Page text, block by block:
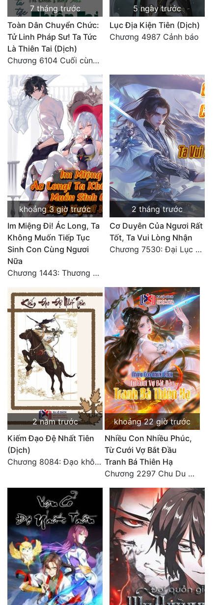
Tu Chân
Tu Tiên
Tội Phạm
Võ Hiệp
Võng Du
Xuyên Không
Xuyên Nhanh
Xuyên Sách
Xuyên Thư
Điền Văn
Đô Thị
Đông Phương
Đông Phương Huyền Huyễn
Cẩu Đạo Trường Sinh
Ngự Thú
Truyện Nam
Truyện Nữ
Vô Địch Lưu
Xây Dựng Thế Lực
Đam Mỹ
Đẹp
Tính Cách Nhân Vật :
Cơ Trí
Sát Phạt Quyết Đoán
Vô Sỉ
Điềm Đạm
7 tháng trước
Toàn Dân Chuyển Chức:
Tử Linh Pháp Sư! Ta Tức
Là Thiên Tai (Dịch)
Chương 6104 Cuối cùng (HẾT)
5 ngày trước
Lục Địa Kiện Tiên (Dịch)
Chương 4987 Cảnh báo
khoảng 3 giờ trước
Im Miệng Đi! Ác Long, Ta
Không Muốn Tiếp Tục
Sinh Con Cùng Ngươi
Nữa
Chương 1443: Thương Hoành Vạn Vật (Cuối cùng)
2 tháng trước
Cơ Duyên Của Ngươi Rất
Tốt, Ta Vui Lòng Nhận
Chương 7530: Đại Lục Khởi Nguyên – Kiến Thành 71
2 năm trước
Kiếm Đạo Đệ Nhất Tiên
(Dịch)
Chương 8084: Đạo không bờ bến (Đại kết cục) (10)
khoảng 22 giờ trước
Nhiều Con Nhiều Phúc,
Từ Cưới Vợ Bắt Đầu
Tranh Bá Thiên Hạ
Chương 2297 Chu Du Du mang thai